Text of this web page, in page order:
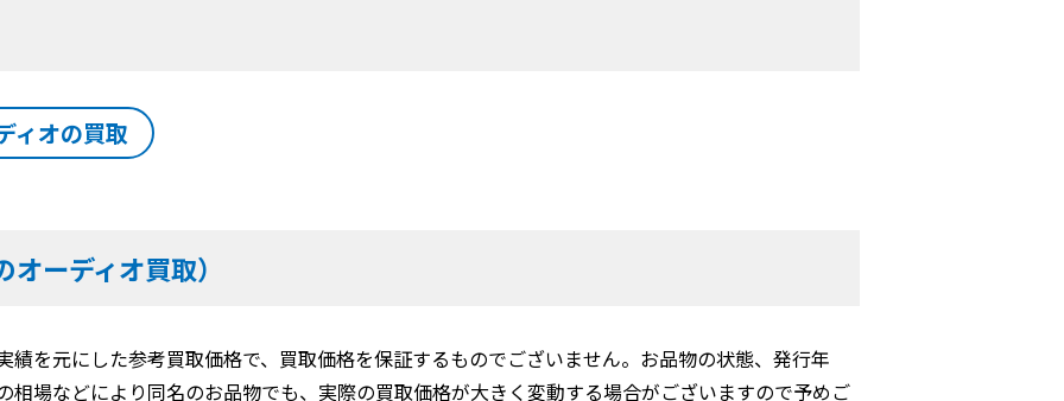
ィオの買取
ーディオ買取）
を元にした参考買取価格で、買取価格を保証するものでございません。お品物の状態、発行年
相場などにより同名のお品物でも、実際の買取価格が大きく変動する場合がございますので予めご